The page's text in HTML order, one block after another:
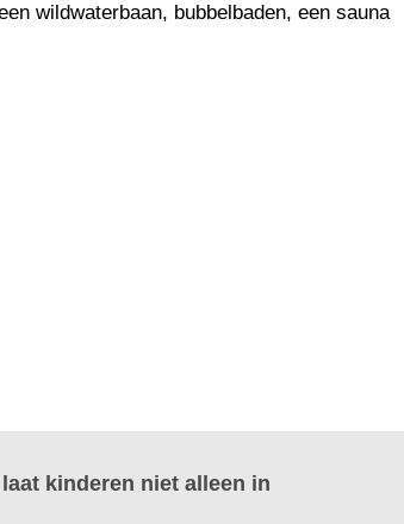
wildwaterbaan, bubbelbaden, een sauna
kinderen niet alleen in